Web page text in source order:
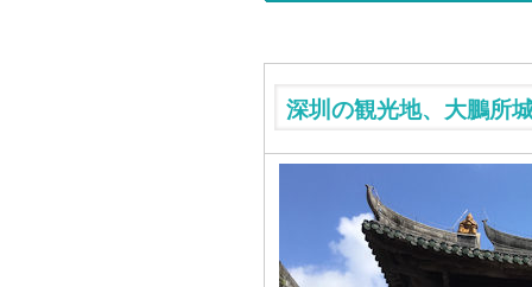
深圳の観光地、大鵬所